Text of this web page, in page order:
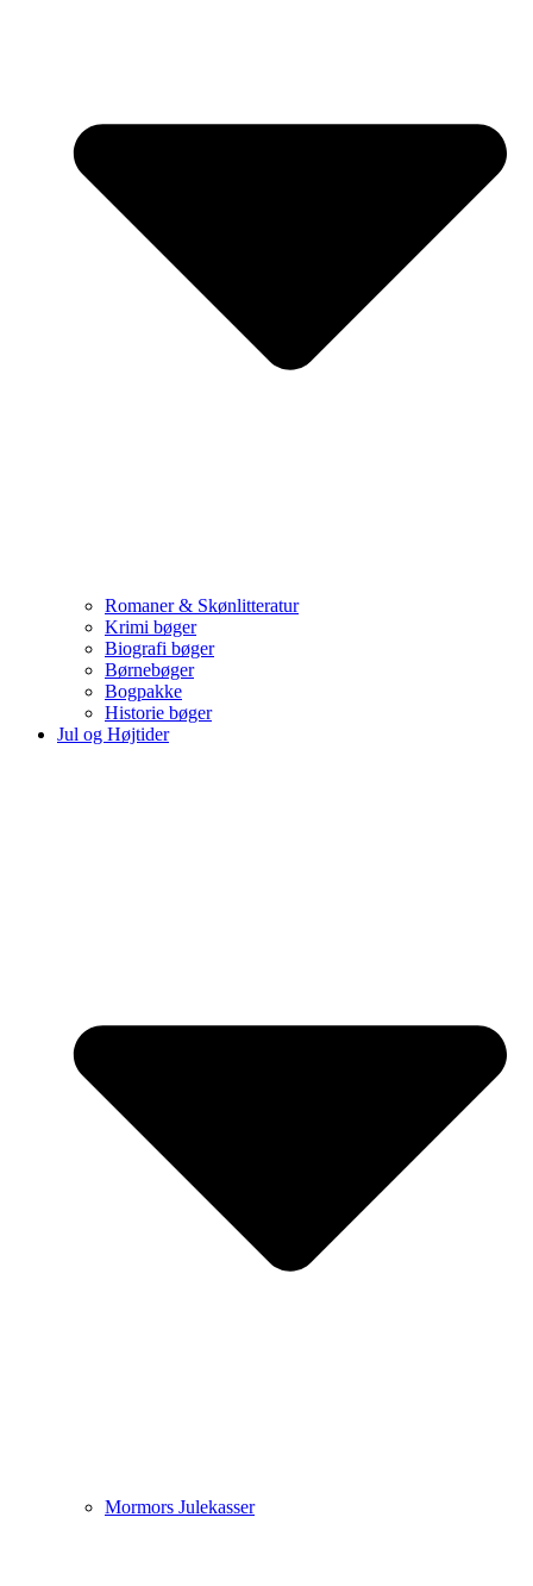
Romaner & Skønlitteratur
Krimi bøger
Biografi bøger
Børnebøger
Bogpakke
Historie bøger
Jul og Højtider
Mormors Julekasser